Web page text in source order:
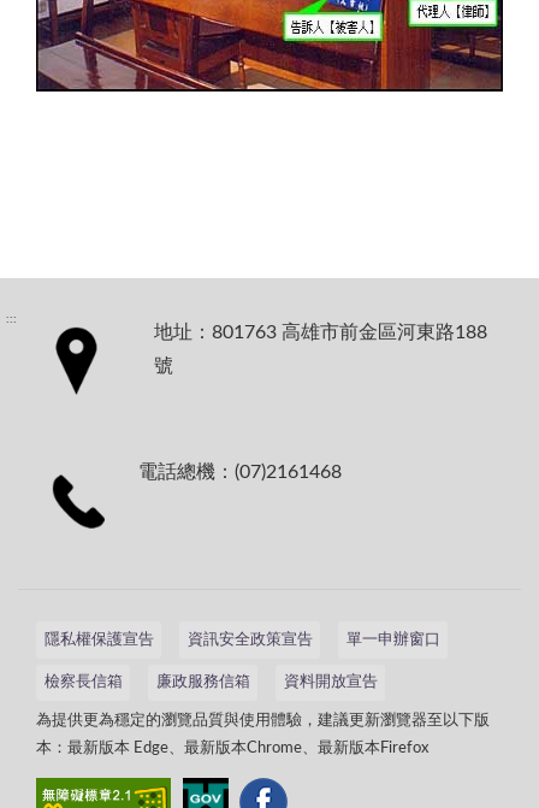
:::
地址：801763 高雄市前金區河東路188
號
電話總機：(07)2161468
隱私權保護宣告 資訊安全政策宣告 單一申辦窗口
檢察長信箱 廉政服務信箱 資料開放宣告
為提供更為穩定的瀏覽品質與使用體驗，建議更新瀏覽器至以下版
本：最新版本 Edge、最新版本Chrome、最新版本Firefox